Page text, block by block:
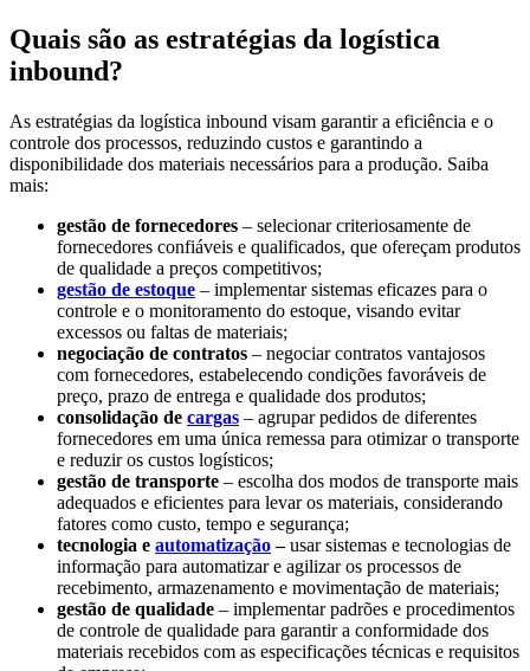
Quais são as estratégias da logística
inbound?
As estratégias da logística inbound visam garantir a eficiência e o
controle dos processos, reduzindo custos e garantindo a
disponibilidade dos materiais necessários para a produção. Saiba
mais:
gestão de fornecedores – selecionar criteriosamente de
fornecedores confiáveis e qualificados, que ofereçam produtos
de qualidade a preços competitivos;
gestão de estoque – implementar sistemas eficazes para o
controle e o monitoramento do estoque, visando evitar
excessos ou faltas de materiais;
negociação de contratos – negociar contratos vantajosos
com fornecedores, estabelecendo condições favoráveis de
preço, prazo de entrega e qualidade dos produtos;
consolidação de cargas – agrupar pedidos de diferentes
fornecedores em uma única remessa para otimizar o transporte
e reduzir os custos logísticos;
gestão de transporte – escolha dos modos de transporte mais
adequados e eficientes para levar os materiais, considerando
fatores como custo, tempo e segurança;
tecnologia e automatização–usar sistemas e tecnologias de
informação para automatizar e agilizar os processos de
recebimento, armazenamento e movimentação de materiais;
gestão de qualidade – implementar padrões e procedimentos
de controle de qualidade para garantir a conformidade dos
materiais recebidos com as especificações técnicas e requisitos